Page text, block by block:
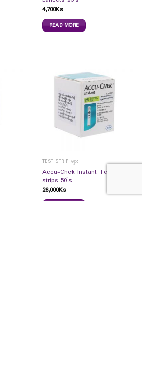
4,700Ks
READ MORE
TEST STRIP များ
Accu-Chek lnstant Test
strips 50`s
26,000Ks